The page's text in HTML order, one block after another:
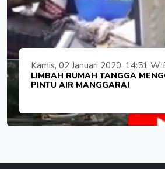
Kamis, 02 Januari 2020, 14:51
LIMBAH RUMAH TANGGA
PINTU AIR MANGGARAI